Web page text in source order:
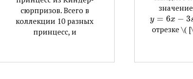
сюрпризов. Всего в
коллекции 10 разных
принцесс, и
y = 6x − 3
отрезке ​\(